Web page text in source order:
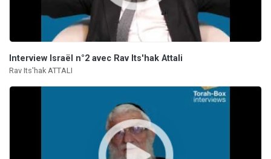
Interview Israël n°2 avec Rav Its'hak Attali
Rav Its'hak ATTALI